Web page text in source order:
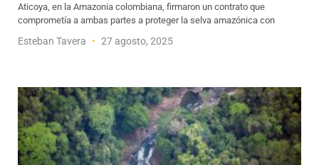
Aticoya, en la Amazonia colombiana, firmaron un contrato que
comprometía a ambas partes a proteger la selva amazónica con
Esteban Tavera 27 agosto, 2025